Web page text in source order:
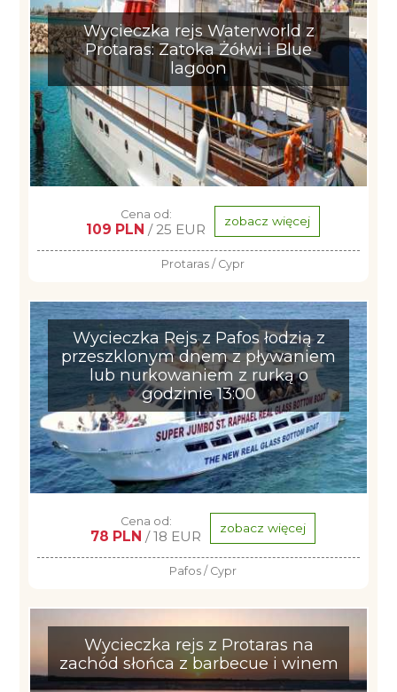
Wycieczka rejs Waterworld z
Protaras: Zatoka Żółwi i Blue
lagoon
Cena od:
109 PLN / 25 EUR zobacz więcej
Protaras / Cypr
Wycieczka Rejs z Pafos łodzią z
przeszklonym dnem z pływaniem
lub nurkowaniem z rurką o
godzinie 13:00
Cena od:
78 PLN / 18 EUR zobacz więcej
Pafos / Cypr
Wycieczka rejs z Protaras na
zachód słońca z barbecue i winem